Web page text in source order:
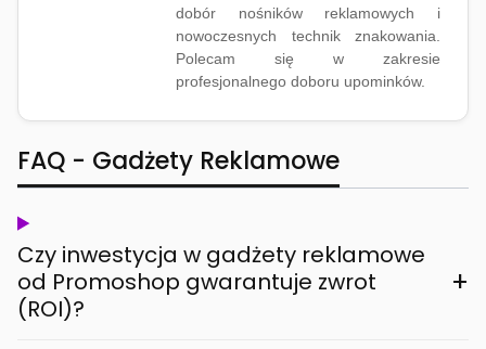
dobór nośników reklamowych i
nowoczesnych technik znakowania.
Polecam się w zakresie
profesjonalnego doboru upominków.
FAQ - Gadżety Reklamowe
Czy inwestycja w gadżety reklamowe
od Promoshop gwarantuje zwrot
(ROI)?
+